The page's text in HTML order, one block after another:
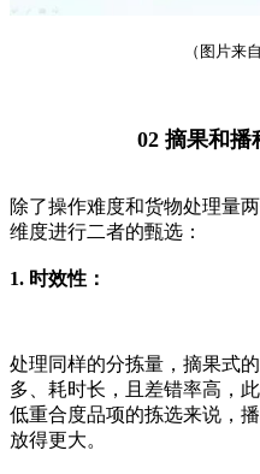
（图片来
02 摘果和播
除了操作难度和货物处理量
维度进行二者的甄选：
1. 时效性：
处理同样的分拣量，摘果式
多、耗时长，且差错率高，
低重合度品项的拣选来说，
放得更大。